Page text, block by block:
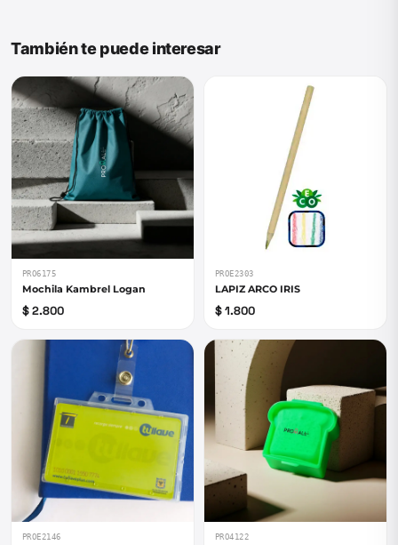
También te puede interesar
PRO6175
Mochila Kambrel Logan
$ 2.800
PROE2303
LAPIZ ARCO IRIS
$ 1.800
PROE2146 PRO4122